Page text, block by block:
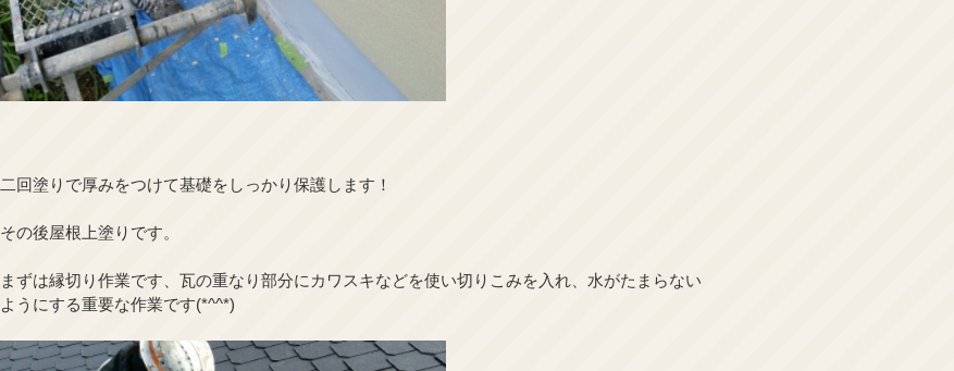
二回塗りで厚みをつけて基礎をしっかり保護します！
その後屋根上塗りです。
まずは縁切り作業です、瓦の重なり部分にカワスキなどを使い切りこみを入れ、水がたまらない
ようにする重要な作業です(*^^*)